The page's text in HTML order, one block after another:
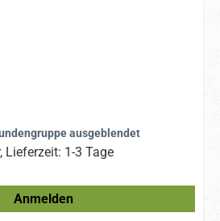
ausgeblendet
Lieferzeit: 1-3 Tage
Anmelden